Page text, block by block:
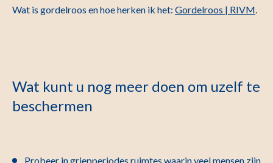
Wat is gordelroos en hoe herken ik het: Gordelroos | RIVM.
Wat kunt u nog meer doen om uzelf te
beschermen
Probeer in griepperiodes ruimtes waarin veel mensen zijn